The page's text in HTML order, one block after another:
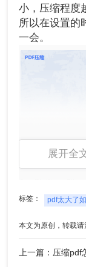
小，压缩程度
所以在设置的
一会。
二、PS优化
没想到吧，
PDF的图像
展开全
标签：
本文为原创，转载
上一篇：压缩